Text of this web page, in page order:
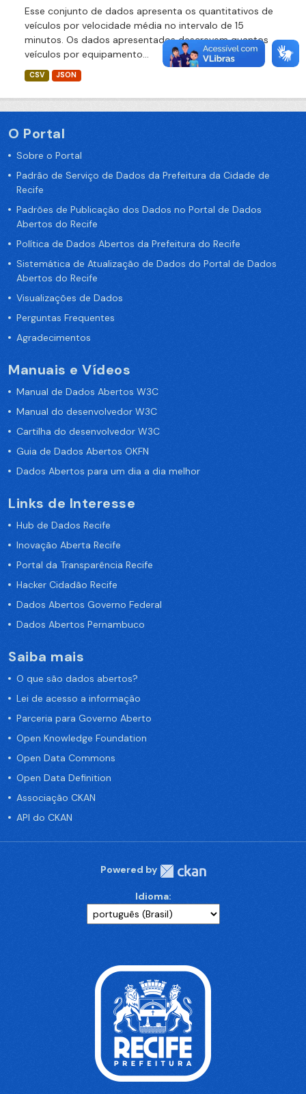
Esse conjunto de dados apresenta os quantitativos de
veículos por velocidade média no intervalo de 15
minutos. Os dados apresentados descrevem quantos
veículos por equipamento...
CSV JSON
O Portal
Sobre o Portal
Padrão de Serviço de Dados da Prefeitura da Cidade de
Recife
Padrões de Publicação dos Dados no Portal de Dados
Abertos do Recife
Política de Dados Abertos da Prefeitura do Recife
Sistemática de Atualização de Dados do Portal de Dados
Abertos do Recife
Visualizações de Dados
Perguntas Frequentes
Agradecimentos
Manuais e Vídeos
Manual de Dados Abertos W3C
Manual do desenvolvedor W3C
Cartilha do desenvolvedor W3C
Guia de Dados Abertos OKFN
Dados Abertos para um dia a dia melhor
Links de Interesse
Hub de Dados Recife
Inovação Aberta Recife
Portal da Transparência Recife
Hacker Cidadão Recife
Dados Abertos Governo Federal
Dados Abertos Pernambuco
Saiba mais
O que são dados abertos?
Lei de acesso a informação
Parceria para Governo Aberto
Open Knowledge Foundation
Open Data Commons
Open Data Definition
Associação CKAN
API do CKAN
Powered by
Idioma